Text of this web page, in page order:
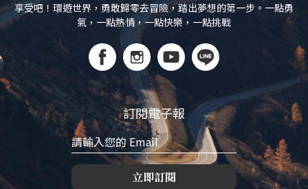
享受吧！環遊世界，勇敢歸零去冒險，踏出夢想的第一步。一點勇
氣，一點熱情，一點快樂，一點挑戰
訂閱電子報
立即訂閱